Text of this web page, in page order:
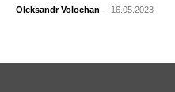
Oleksandr Volochan - 16.05.2023